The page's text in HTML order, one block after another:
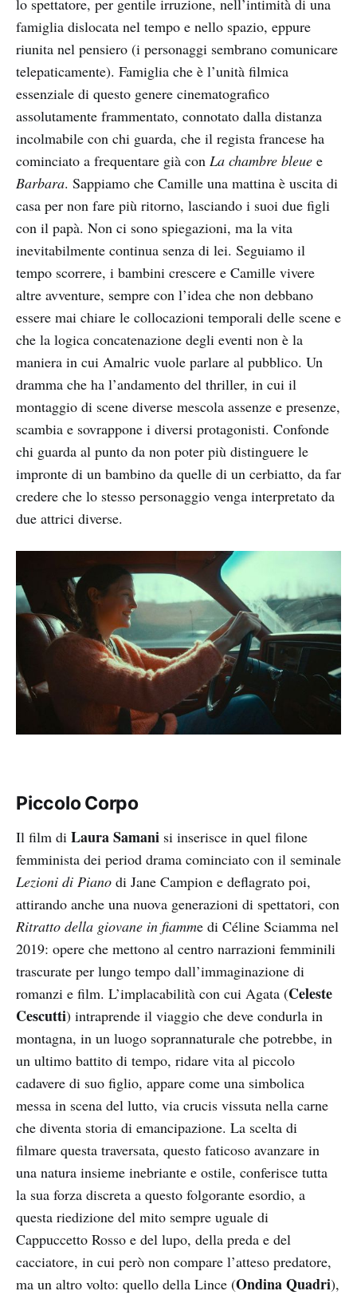
lo spettatore, per gentile irruzione, nell’intimità di una
famiglia dislocata nel tempo e nello spazio, eppure
riunita nel pensiero (i personaggi sembrano comunicare
telepaticamente). Famiglia che è l’unità filmica
essenziale di questo genere cinematografico
assolutamente frammentato, connotato dalla distanza
incolmabile con chi guarda, che il regista francese ha
cominciato a frequentare già con La chambre bleue e
Barbara. Sappiamo che Camille una mattina è uscita di
casa per non fare più ritorno, lasciando i suoi due figli
con il papà. Non ci sono spiegazioni, ma la vita
inevitabilmente continua senza di lei. Seguiamo il
tempo scorrere, i bambini crescere e Camille vivere
altre avventure, sempre con l’idea che non debbano
essere mai chiare le collocazioni temporali delle scene e
che la logica concatenazione degli eventi non è la
maniera in cui Amalric vuole parlare al pubblico. Un
dramma che ha l’andamento del thriller, in cui il
montaggio di scene diverse mescola assenze e presenze,
scambia e sovrappone i diversi protagonisti. Confonde
chi guarda al punto da non poter più distinguere le
impronte di un bambino da quelle di un cerbiatto, da far
credere che lo stesso personaggio venga interpretato da
due attrici diverse.
Piccolo Corpo
Il film di Laura Samani si inserisce in quel filone
femminista dei period drama cominciato con il seminale
Lezioni di Piano di Jane Campion e deflagrato poi,
attirando anche una nuova generazioni di spettatori, con
Ritratto della giovane in fiamme di Céline Sciamma nel
2019: opere che mettono al centro narrazioni femminili
trascurate per lungo tempo dall’immaginazione di
romanzi e film. L’implacabilità con cui Agata (Celeste
Cescutti) intraprende il viaggio che deve condurla in
montagna, in un luogo soprannaturale che potrebbe, in
un ultimo battito di tempo, ridare vita al piccolo
cadavere di suo figlio, appare come una simbolica
messa in scena del lutto, via crucis vissuta nella carne
che diventa storia di emancipazione. La scelta di
filmare questa traversata, questo faticoso avanzare in
una natura insieme inebriante e ostile, conferisce tutta
la sua forza discreta a questo folgorante esordio, a
questa riedizione del mito sempre uguale di
Cappuccetto Rosso e del lupo, della preda e del
cacciatore, in cui però non compare l’atteso predatore,
ma un altro volto: quello della Lince (Ondina Quadri),